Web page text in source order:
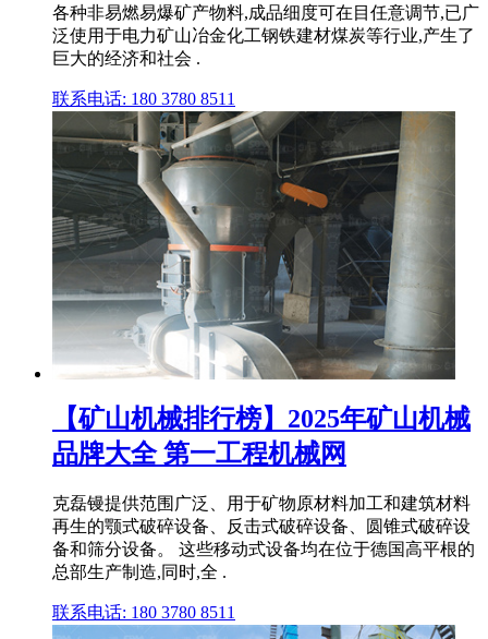
各种非易燃易爆矿产物料,成品细度可在目任意调节,已广
泛使用于电力矿山冶金化工钢铁建材煤炭等行业,产生了
巨大的经济和社会 .
联系电话: 180 3780 8511
【矿山机械排行榜】2025年矿山机械
品牌大全 第一工程机械网
克磊镘提供范围广泛、用于矿物原材料加工和建筑材料
再生的颚式破碎设备、反击式破碎设备、圆锥式破碎设
备和筛分设备。 这些移动式设备均在位于德国高平根的
总部生产制造,同时,全 .
联系电话: 180 3780 8511